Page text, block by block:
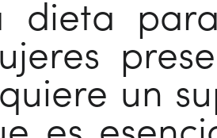
dieta
un